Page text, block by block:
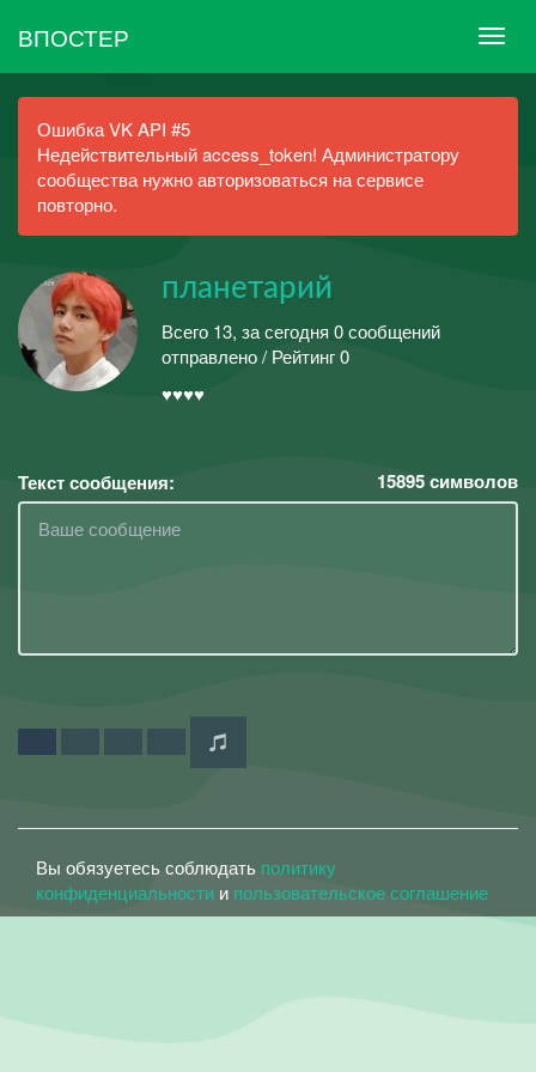
ВПОСТЕР
Ошибка VK API #5
Недействительный access_token! Администратору
сообщества нужно авторизоваться на сервисе
повторно.
планетарий
Всего 13, за сегодня 0 сообщений
отправлено / Рейтинг 0
♥♥♥♥
Текст сообщения: 15895символов
Вы обязуетесь соблюдать политику
конфиденциальности и пользовательское соглашение